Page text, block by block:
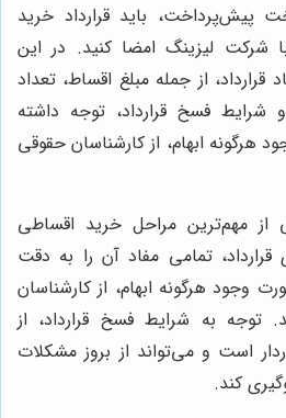
پیش‌پرداخت، باید قرارداد خرید
شرکت لیزینگ امضا کنید. در این
قرارداد، از جمله مبلغ اقساط، تعداد
شرایط فسخ قرارداد، توجه داشته
هرگونه ابهام، از کارشناسان حقوقی
از مهم‌ترین مراحل خرید اقساطی
تمامی مفاد آن را به دقت
وجود هرگونه ابهام، از کارشناسان
توجه به شرایط فسخ قرارداد، از
است و می‌تواند از بروز مشکلات
کند.